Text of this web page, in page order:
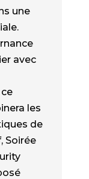
une
avec
ce
les
de
Soirée